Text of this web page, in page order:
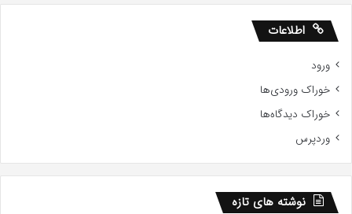
اطلاعات
ورود
خوراک ورودی‌ها
خوراک دیدگاه‌ها
وردپرس
نوشته های تازه